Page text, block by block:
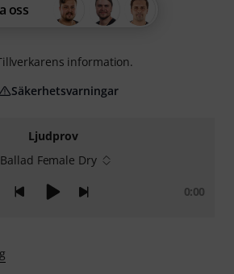
Ljudprov
Ballad Female Dry
0:00
oss
information.
Säkerhetsvarningar